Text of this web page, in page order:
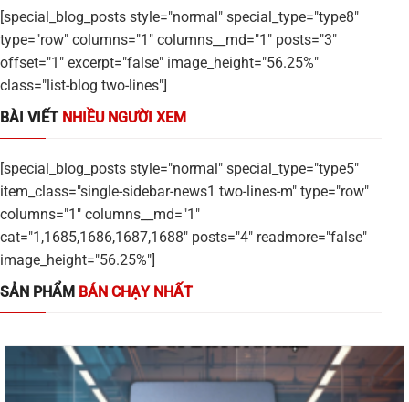
[special_blog_posts style="normal" special_type="type8"
type="row" columns="1" columns__md="1" posts="3"
offset="1" excerpt="false" image_height="56.25%"
class="list-blog two-lines"]
BÀI VIẾT NHIỀU NGƯỜI XEM
[special_blog_posts style="normal" special_type="type5"
item_class="single-sidebar-news1 two-lines-m" type="row"
columns="1" columns__md="1"
cat="1,1685,1686,1687,1688" posts="4" readmore="false"
image_height="56.25%"]
SẢN PHẨM BÁN CHẠY NHẤT